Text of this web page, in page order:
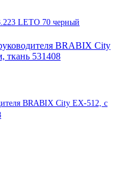
LETO 70 черный
BRABIX City EX-512, с